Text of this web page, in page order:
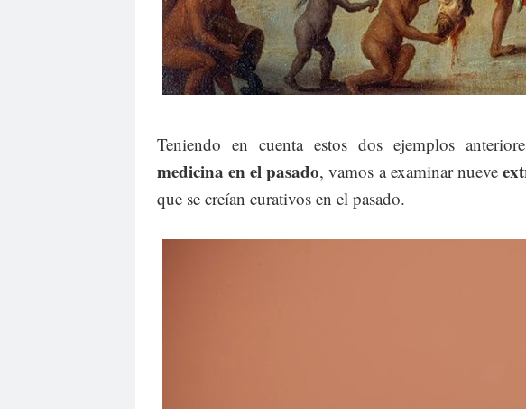
Teniendo en cuenta estos dos ejemplos
medicina en el pasado, vamos a examinar nueve
que se creían curativos en el pasado.